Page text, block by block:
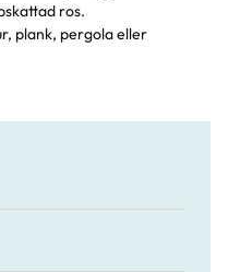
ros.
plank, pergola eller